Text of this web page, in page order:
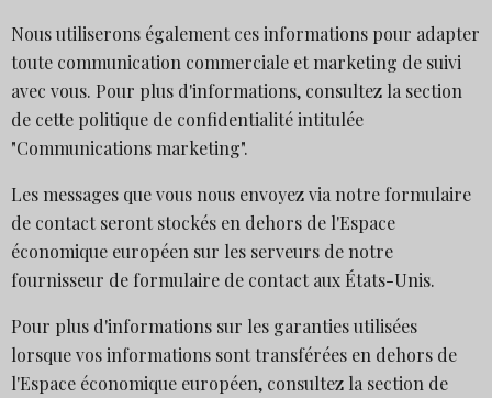
Nous utiliserons également ces informations pour adapter
toute communication commerciale et marketing de suivi
avec vous. Pour plus d'informations, consultez la section
de cette politique de confidentialité intitulée
"Communications marketing".
Les messages que vous nous envoyez via notre formulaire
de contact seront stockés en dehors de l'Espace
économique européen sur les serveurs de notre
fournisseur de formulaire de contact aux États-Unis.
Pour plus d'informations sur les garanties utilisées
lorsque vos informations sont transférées en dehors de
l'Espace économique européen, consultez la section de